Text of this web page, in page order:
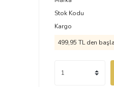
Stok Kodu
Kargo
499,95 TL den